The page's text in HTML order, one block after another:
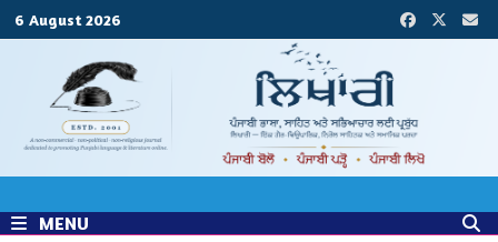
6 August 2026
MENU